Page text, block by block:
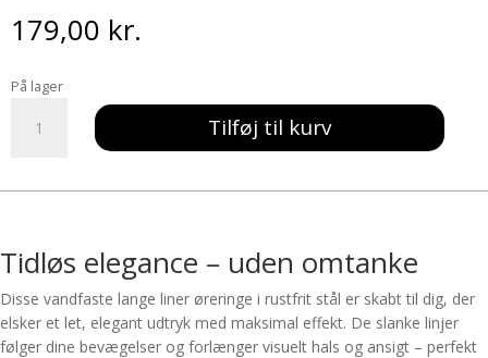
179,00 kr.
På lager
Lange
Tilføj til kurv
Tidløs elegance – uden omtanke
Disse vandfaste lange liner øreringe i rustfrit stål er skabt til dig, der
elsker et let, elegant udtryk med maksimal effekt. De slanke linjer
følger dine bevægelser og forlænger visuelt hals og ansigt – perfekt